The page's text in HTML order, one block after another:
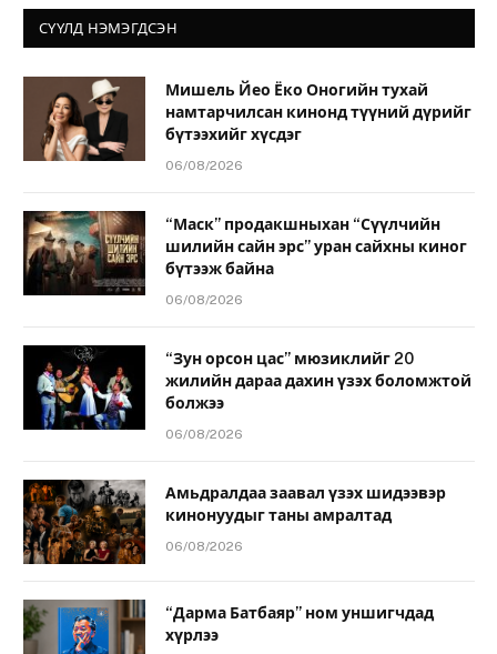
СҮҮЛД НЭМЭГДСЭН
Мишель Йео Ёко Оногийн тухай
намтарчилсан кинонд түүний дүрийг
бүтээхийг хүсдэг
06/08/2026
“Маск” продакшныхан “Сүүлчийн
шилийн сайн эрс” уран сайхны киног
бүтээж байна
06/08/2026
“Зун орсон цас” мюзиклийг 20
жилийн дараа дахин үзэх боломжтой
болжээ
06/08/2026
Амьдралдаа заавал үзэх шидээвэр
кинонуудыг таны амралтад
06/08/2026
“Дарма Батбаяр” ном уншигчдад
хүрлээ